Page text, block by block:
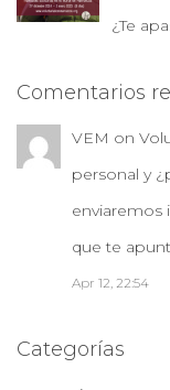
¿Te
Comentarios
VEM on
personal y
enviaremos
que te
Apr 12, 22:54
Categorías